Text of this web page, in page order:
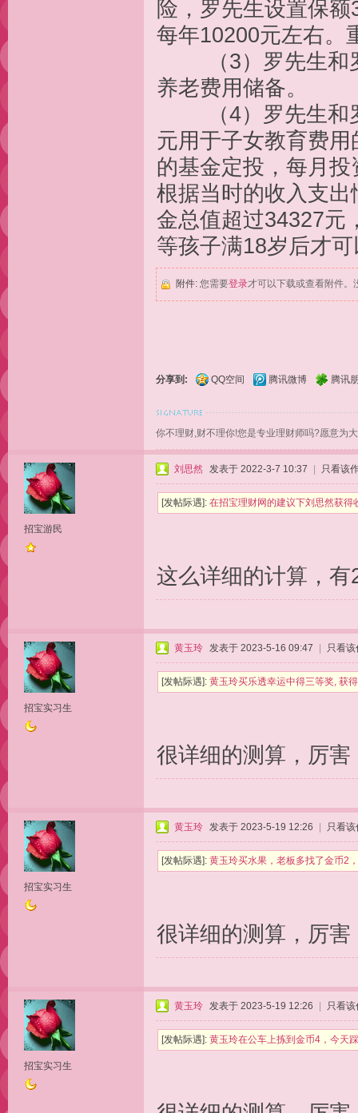
险，罗先生设置保
每年10200元左右。
（3）罗先生和罗
养老费用储备。
（4）罗先生和罗
元用于子女教育费
的基金定投，每月
根据当时的收入支
金总值超过34327元
等孩子满18岁后才
附件: 您需要登录才可以下载或查看附件。
分享到: QQ空间 腾讯微博 腾讯
你不理财,财不理你!您是专业理财师吗?愿意为
招宝游民
刘思然 发表于 2022-3-7 10:37 只看该
[发帖际遇]: 在招宝理财网的建议下刘思然获得
这么详细的计算，
招宝实习生
黄玉玲 发表于 2023-5-16 09:47 只看该
[发帖际遇]: 黄玉玲买乐透幸运中得三等奖, 获
很详细的测算，厉害
招宝实习生
黄玉玲 发表于 2023-5-19 12:26 只看该
[发帖际遇]: 黄玉玲买水果，老板多找了金币2
很详细的测算，厉害
招宝实习生
黄玉玲 发表于 2023-5-19 12:26 只看该
[发帖际遇]: 黄玉玲在公车上拣到金币4，今天